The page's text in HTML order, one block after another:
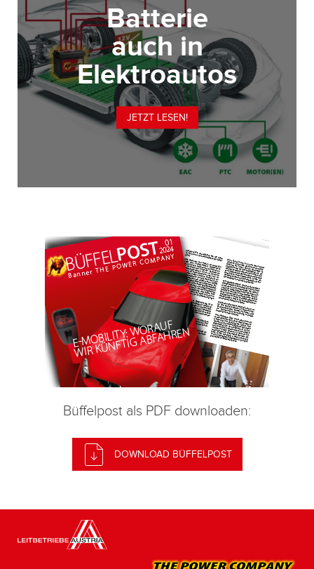
Batterie
auch in
Elektroautos
JETZT LESEN!
Büffelpost als PDF downloaden:
DOWNLOAD BÜFFELPOST